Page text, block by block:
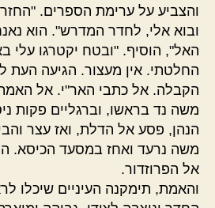
והצביע על ערימת הספרים.
ובוא אלי, לחדר המדרש". הוא
האל", הוסיף. "ובטח יקטרגו עלי
החלטתי. אין מעצור. הגיעה העת
הקבלה. אל כתבי האר"י. אל
משה נד בראשו, וברגליים פקות
הנהן, פסע אל הדלת, ואז עצר
משה נרעד ואחז במסעד הכיסא.
אל הפרוזדור.
והאמת, תימקנה העיניים שיכלו